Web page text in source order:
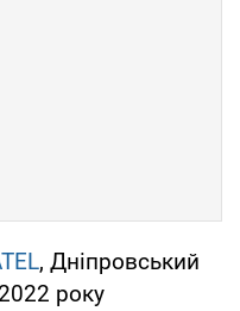
, Дніпровський
року